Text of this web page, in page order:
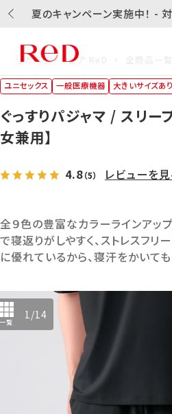
夏のキャンペーン実施中！ -
リカバリーウェア ReD
ユニセックス 一般医療機器 大きいサイズあり
ぐっすりパジャマ / スリー
女兼用】
4.8（5） レビューを見
全９色の豊富なカラーラインアッ
で寝返りがしやすく、ストレスフ
に優れているから、寝汗をかいて
一覧
1/14